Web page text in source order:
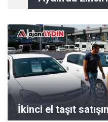
İkinci el taşıt